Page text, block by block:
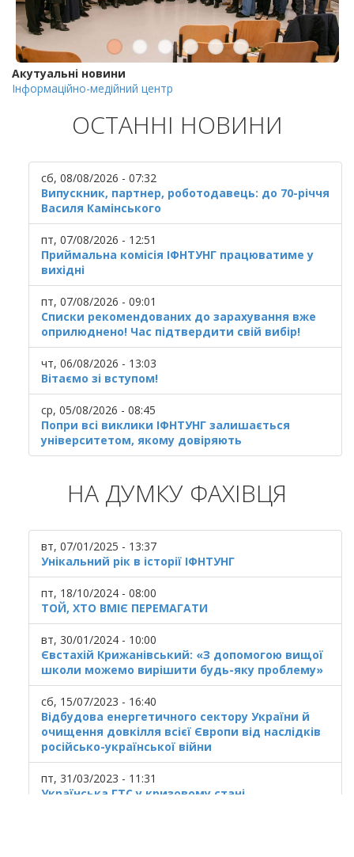
Акутуальні новини
Інформаційно-медійний центр
ОСТАННІ НОВИНИ
сб, 08/08/2026 - 07:32
Випускник, партнер, роботодавець: до 70-річчя
Василя Камінського
пт, 07/08/2026 - 12:51
Приймальна комісія ІФНТУНГ працюватиме у
вихідні
пт, 07/08/2026 - 09:01
Списки рекомендованих до зарахування вже
оприлюднено! Час підтвердити свій вибір!
чт, 06/08/2026 - 13:03
Вітаємо зі вступом!
ср, 05/08/2026 - 08:45
Попри всі виклики ІФНТУНГ залишається
університетом, якому довіряють
НА ДУМКУ ФАХІВЦЯ
вт, 07/01/2025 - 13:37
Унікальний рік в історії ІФНТУНГ
пт, 18/10/2024 - 08:00
ТОЙ, ХТО ВМІЄ ПЕРЕМАГАТИ
вт, 30/01/2024 - 10:00
Євстахій Крижанівський: «З допомогою вищої
школи можемо вирішити будь-яку проблему»
сб, 15/07/2023 - 16:40
Відбудова енергетичного сектору України й
очищення довкілля всієї Європи від наслідків
російсько-української війни
пт, 31/03/2023 - 11:31
Українська ГТС у кризовому стані